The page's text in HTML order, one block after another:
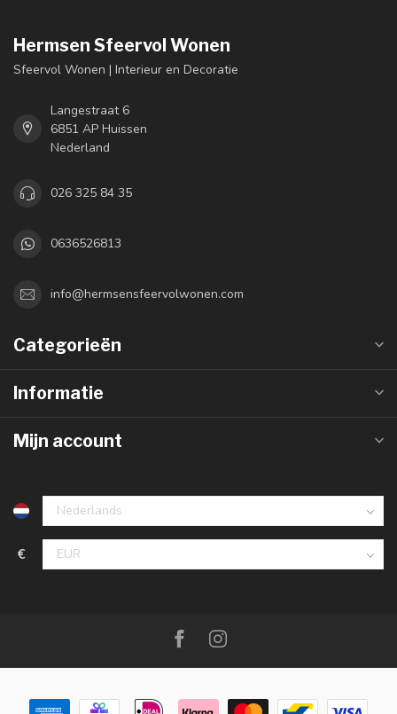
Hermsen Sfeervol Wonen
Sfeervol Wonen | Interieur en Decoratie
Langestraat 6
6851 AP Huissen
Nederland
026 325 84 35
0636526813
info@hermsensfeervolwonen.com
Categorieën
Informatie
Mijn account
€